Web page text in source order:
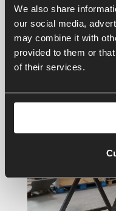
We also share
our social media,
may combine it with
provided to them or
of their services.